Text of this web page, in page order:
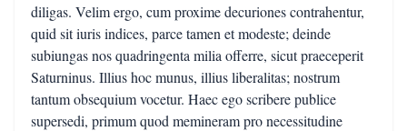
diligas. Velim ergo, cum proxime decuriones contrahentur,
quid sit iuris indices, parce tamen et modeste; deinde
subiungas nos quadringenta milia offerre, sicut praeceperit
Saturninus. Illius hoc munus, illius liberalitas; nostrum
tantum obsequium vocetur. Haec ego scribere publice
supersedi, primum quod memineram pro necessitudine